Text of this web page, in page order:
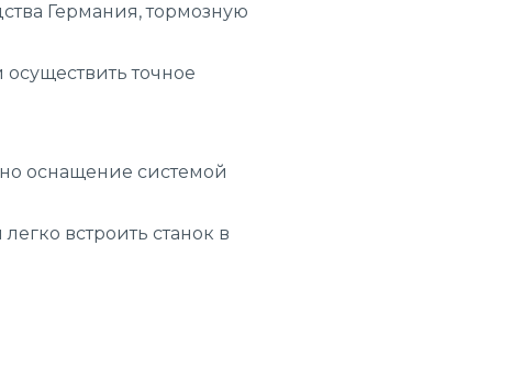
Германия, тормозную
точное
оснащение системой
встроить станок в